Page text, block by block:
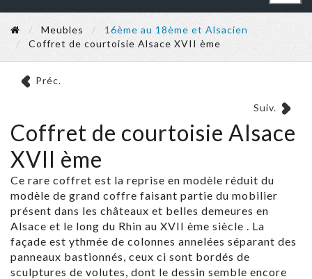
Meubles
16ème au 18ème et Alsacien
Coffret de courtoisie Alsace XVII ème
Préc.
Suiv.
Coffret de courtoisie Alsace
XVII ème
Ce rare coffret est la reprise en modèle réduit du
modèle de grand coffre faisant partie du mobilier
présent dans les châteaux et belles demeures en
Alsace et le long du Rhin au XVII ème siècle . La
façade est ythmée de colonnes annelées séparant des
panneaux bastionnés, ceux ci sont bordés de
sculptures de volutes, dont le dessin semble encore